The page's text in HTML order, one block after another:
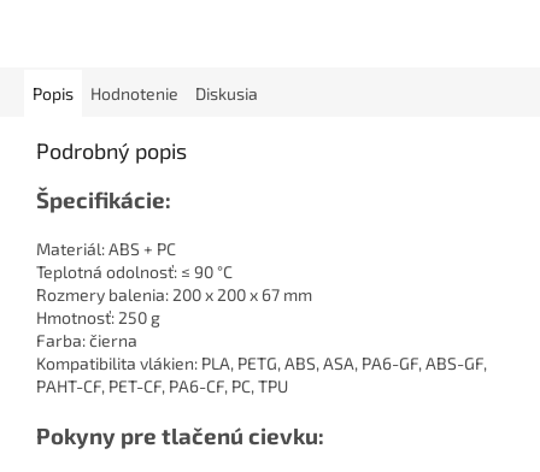
Popis Hodnotenie Diskusia
Podrobný popis
Špecifikácie:
Materiál: ABS + PC
Teplotná odolnosť: ≤ 90 °C
Rozmery balenia: 200 x 200 x 67 mm
Hmotnosť: 250 g
Farba: čierna
Kompatibilita vlákien: PLA, PETG, ABS, ASA, PA6-GF, ABS-GF,
PAHT-CF, PET-CF, PA6-CF, PC, TPU
Pokyny pre tlačenú cievku: